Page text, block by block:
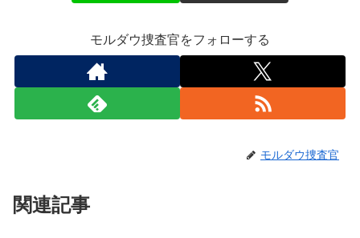
モルダウ捜査官をフォローする
モルダウ捜査官
関連記事